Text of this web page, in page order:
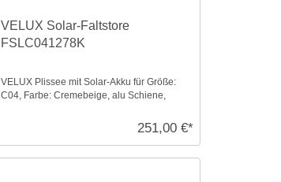
VELUX Solar-Faltstore
FSLC041278K
VELUX Plissee mit Solar-Akku für Größe:
C04, Farbe: Cremebeige, alu Schiene,
251,00 €*